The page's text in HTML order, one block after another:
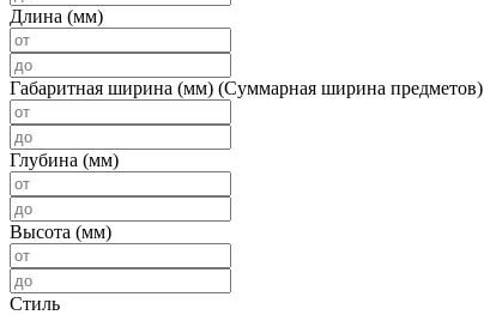
Длина (мм)
Габаритная ширина (мм) (Суммарная ширина предметов)
Глубина (мм)
Высота (мм)
Стиль